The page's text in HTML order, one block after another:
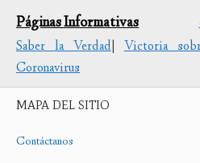
Páginas Informativas
Saber la Verdad|Victoria
Coronavirus
MAPA DEL SITIO
Contáctanos